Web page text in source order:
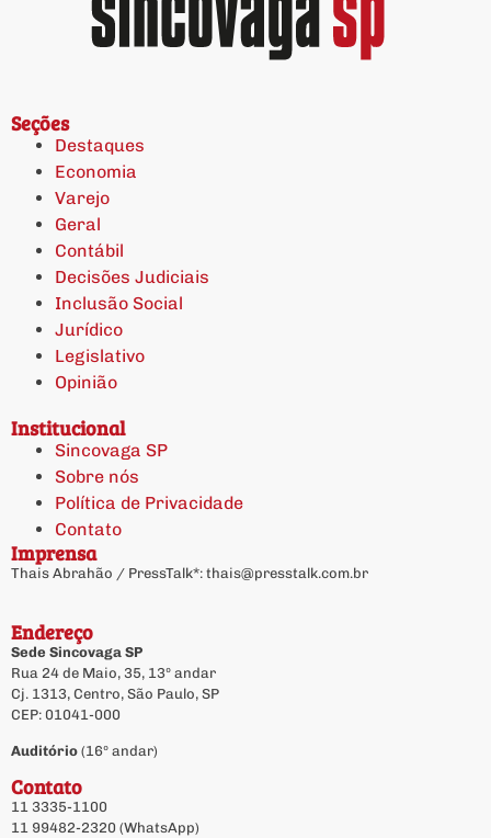
Seções
Destaques
Economia
Varejo
Geral
Contábil
Decisões Judiciais
Inclusão Social
Jurídico
Legislativo
Opinião
Institucional
Sincovaga SP
Sobre nós
Política de Privacidade
Contato
Imprensa
Thais Abrahão / PressTalk*: thais@presstalk.com.br
Endereço
Sede Sincovaga SP
Rua 24 de Maio, 35, 13º andar
Cj. 1313, Centro, São Paulo, SP
CEP: 01041-000
Auditório (16º andar)
Contato
11 3335-1100
11 99482-2320 (WhatsApp)